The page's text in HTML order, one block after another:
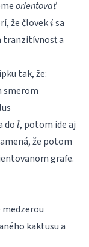
orientovať
že človeki
i sa
tranzitívnosť a
tak, že:
smerom
do l
l, potom ide aj
že potom
grafe.
medzerou
kaktusu a